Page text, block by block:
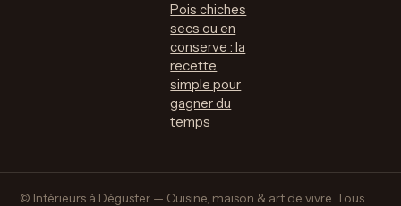
Pois chiches
secs ou en
conserve : la
recette
simple pour
gagner du
temps
© Intérieurs à Déguster — Cuisine, maison & art de vivre. Tous